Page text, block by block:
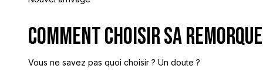
Comment Choisir Sa
Vous ne savez pas quoi choisir ? Un doute ?